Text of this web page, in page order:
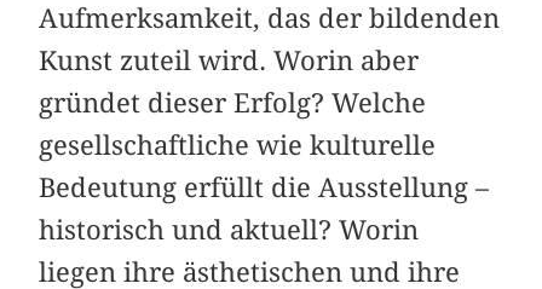
Aufmerksamkeit, das der bildenden
Kunst zuteil wird. Worin aber
gründet dieser Erfolg? Welche
gesellschaftliche wie kulturelle
Bedeutung erfüllt die Ausstellung –
historisch und aktuell? Worin
liegen ihre ästhetischen und ihre